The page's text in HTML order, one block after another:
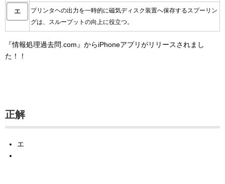
エ
プリンタヘの出力を一時的に磁気ディスク装置へ保存するスプーリン
グは、スループットの向上に役立つ。
『情報処理過去問.com』からiPhoneアプリがリリースされまし
た！！
正解
エ